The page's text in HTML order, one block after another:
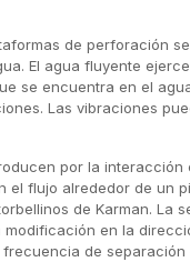
de perforación
El agua fluyente
se encuentra en el
Las vibraciones
por la interacción
el flujo alrededor de un
de Karman. La
en la
de separación